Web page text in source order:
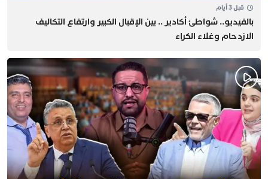
قبل 3 أيام
بالفيديو.. شواطئ أكادير .. بين الإقبال الكبير وارتفاع التكاليف
الازدحام وغلاء الكراء